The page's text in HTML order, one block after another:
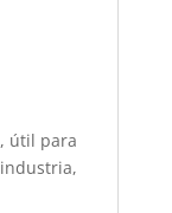
útil para